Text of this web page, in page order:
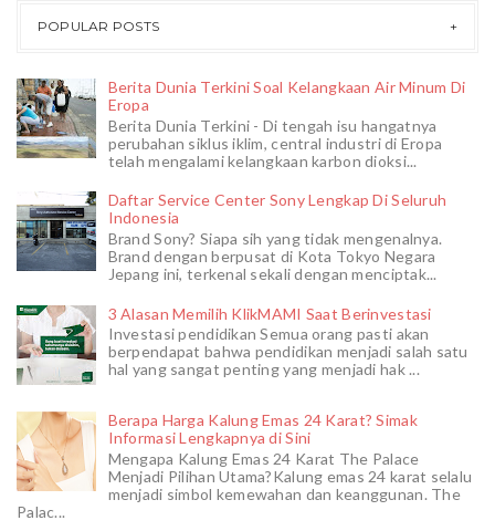
POPULAR POSTS
Berita Dunia Terkini Soal Kelangkaan Air Minum Di
Eropa
Berita Dunia Terkini - Di tengah isu hangatnya
perubahan siklus iklim, central industri di Eropa
telah mengalami kelangkaan karbon dioksi...
Daftar Service Center Sony Lengkap Di Seluruh
Indonesia
Brand Sony? Siapa sih yang tidak mengenalnya.
Brand dengan berpusat di Kota Tokyo Negara
Jepang ini, terkenal sekali dengan menciptak...
3 Alasan Memilih KlikMAMI Saat Berinvestasi
Investasi pendidikan Semua orang pasti akan
berpendapat bahwa pendidikan menjadi salah satu
hal yang sangat penting yang menjadi hak ...
Berapa Harga Kalung Emas 24 Karat? Simak
Informasi Lengkapnya di Sini
Mengapa Kalung Emas 24 Karat The Palace
Menjadi Pilihan Utama?Kalung emas 24 karat selalu
menjadi simbol kemewahan dan keanggunan. The
Palac...